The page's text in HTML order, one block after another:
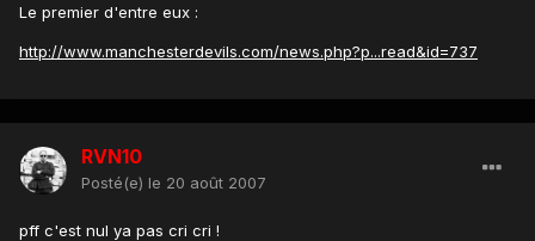
Le premier d'entre eux :
http://www.manchesterdevils.com/news.php?p...read&id=737
RVN10
Posté(e) le 20 août 2007
pff c'est nul ya pas cri cri !